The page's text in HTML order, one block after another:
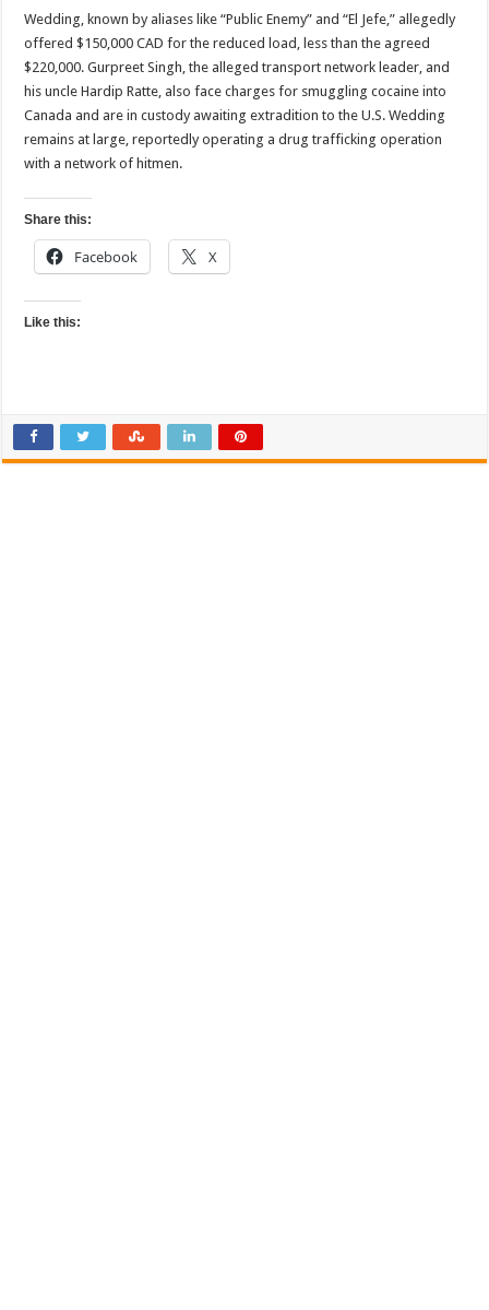
Wedding, known by aliases like “Public Enemy” and “El Jefe,” allegedly
offered $150,000 CAD for the reduced load, less than the agreed
$220,000. Gurpreet Singh, the alleged transport network leader, and
his uncle Hardip Ratte, also face charges for smuggling cocaine into
Canada and are in custody awaiting extradition to the U.S. Wedding
remains at large, reportedly operating a drug trafficking operation
with a network of hitmen.
Share this:
Facebook X
Like this: